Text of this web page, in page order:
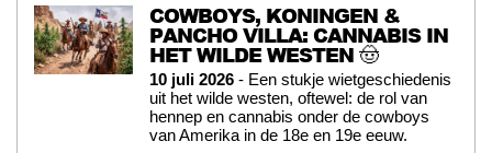
COWBOYS, KONINGEN &
PANCHO VILLA: CANNABIS IN
HET WILDE WESTEN 🤠
10 juli 2026 - Een stukje wietgeschiedenis
uit het wilde westen, oftewel: de rol van
hennep en cannabis onder de cowboys
van Amerika in de 18e en 19e eeuw.